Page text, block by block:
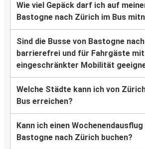
Wie viel Gepäck darf ich auf
Bastogne nach Zürich im Bus
Sind die Busse von Bastogne
barrierefrei und für Fahrgäste mit
eingeschränkter Mobilität
Welche Städte kann ich von
Bus erreichen?
Kann ich einen Wochenendausflug
Bastogne nach Zürich buchen?